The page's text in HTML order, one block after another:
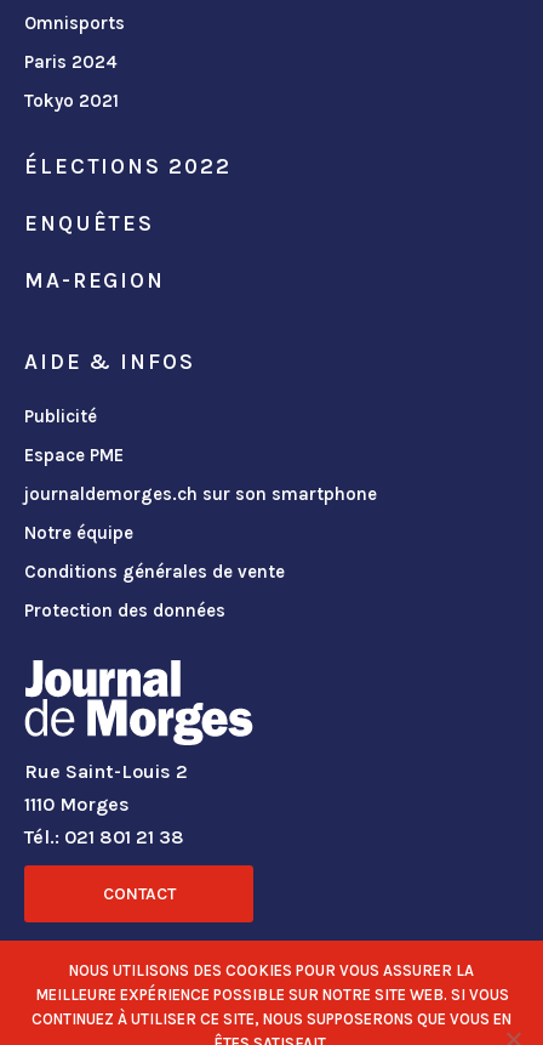
Omnisports
Paris 2024
Tokyo 2021
ÉLECTIONS 2022
ENQUÊTES
MA-REGION
AIDE & INFOS
Publicité
Espace PME
journaldemorges.ch sur son smartphone
Notre équipe
Conditions générales de vente
Protection des données
Rue Saint-Louis 2
1110 Morges
Tél.: 021 801 21 38
CONTACT
RÉSEAUX SOCIAUX
NOUS UTILISONS DES COOKIES POUR VOUS ASSURER LA
MEILLEURE EXPÉRIENCE POSSIBLE SUR NOTRE SITE WEB. SI VOUS
CONTINUEZ À UTILISER CE SITE, NOUS SUPPOSERONS QUE VOUS EN